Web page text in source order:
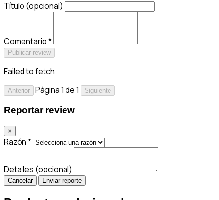
Título (opcional)
Comentario *
Publicar review
Failed to fetch
Anterior Página 1 de 1 Siguiente
Reportar review
×
Razón *
Detalles (opcional)
Cancelar Enviar reporte